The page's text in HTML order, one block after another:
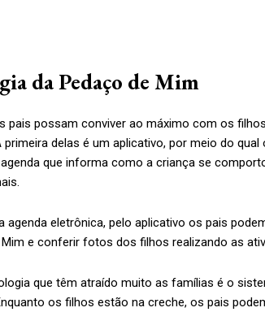
da Pedaço de Mim
pais possam conviver ao máximo com os
delas é um aplicativo, por meio do
que informa como a criança se
agenda eletrônica, pelo aplicativo os pais
e conferir fotos dos filhos realizando as
que têm atraído muito as famílias é o
os filhos estão na creche, os pais